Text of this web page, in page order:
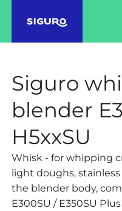
Siguro
blender
H5xxSU
Whisk - for whipping
light doughs,
the blender body,
E300SU / E350SU